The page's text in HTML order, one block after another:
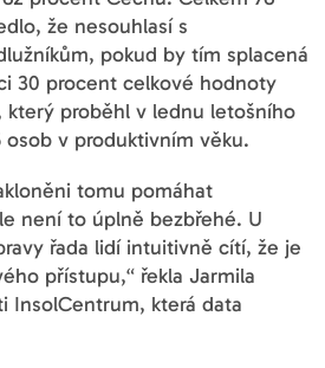
že nesouhlasí s
pokud by tím splacená
30 procent celkové hodnoty
který proběhl v lednu letošního
osob v produktivním věku.
tomu pomáhat
není to úplně bezbřehé. U
řada lidí intuitivně cítí, že je
přístupu,“ řekla Jarmila
InsolCentrum, která data